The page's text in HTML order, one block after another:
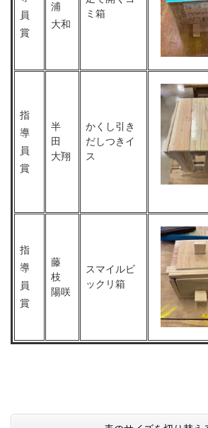
員
賞
浦
大和
ミ箱
指
導
員
賞
半
田
大翔
かくし引き
だしつきイ
ス
指
導
員
賞
藤
枝
陽咲
スマイルビ
ックリ箱